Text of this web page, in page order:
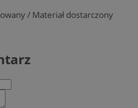
/ Materiał dostarczony